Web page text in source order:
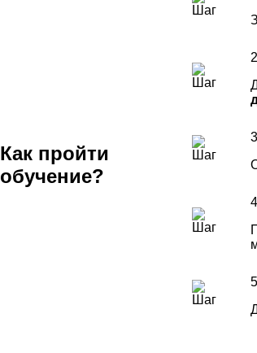
Как пройти
обучение?